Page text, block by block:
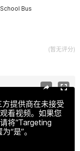
Bus
(暂无评分)
提供商在未接受
看视频。如果您
将“Targeting
“是”。